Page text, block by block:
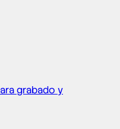
grabado y